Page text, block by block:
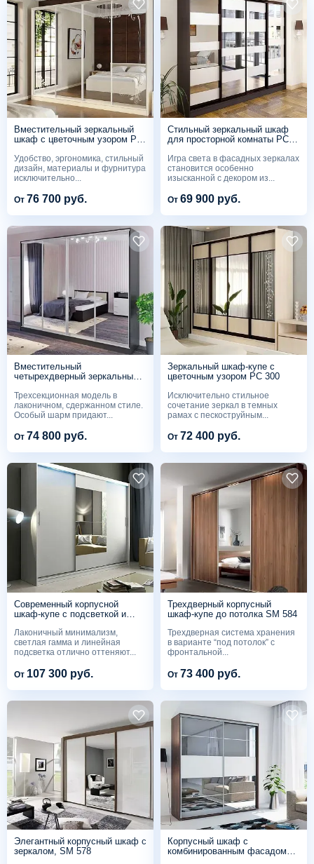
Вместительный зеркальный
шкаф с цветочным узором PC
Удобство, эргономика, стильный
дизайн, материалы и фурнитура
исключительно...
От 76 700 руб.
Стильный зеркальный шкаф
для просторной комнаты PC
Игра света в фасадных зеркалах
становится особенно
изысканной с декором из...
От 69 900 руб.
Вместительный
четырехдверный зеркальный
Трехсекционная модель в
лаконичном, сдержанном стиле.
Особый шарм придают...
От 74 800 руб.
Зеркальный шкаф-купе с
цветочным узором PC 300
Исключительно стильное
сочетание зеркал в темных
рамах с пескоструйным...
От 72 400 руб.
Современный корпусной
шкаф-купе с подсветкой и
Лаконичный минимализм,
светлая гамма и линейная
подсветка отлично оттеняют...
От 107 300 руб.
Трехдверный корпусный
шкаф-купе до потолка SM 584
Трехдверная система хранения
в варианте “под потолок” с
фронтальной...
От 73 400 руб.
Элегантный корпусный шкаф с
зеркалом, SM 578
Корпусный шкаф с
комбинированным фасадом